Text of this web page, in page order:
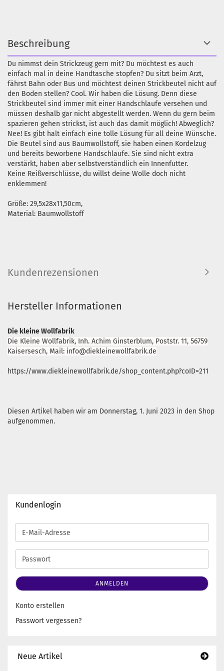
Beschreibung
Du nimmst dein Strickzeug gern mit? Du möchtest es auch
einfach mal in deine Handtasche stopfen? Du sitzt beim Arzt,
fährst Bahn oder Bus und möchtest deinen Strickbeutel nicht auf
den Boden stellen? Cool. Wir haben die Lösung. Denn diese
Strickbeutel sind immer mit einer Handschlaufe versehen und
müssen deshalb gar nicht abgestellt werden. Wenn du gern beim
spazieren gehen strickst, ist auch das damit möglich! Abweglich?
Nee! Es gibt halt einfach eine tolle Lösung für all deine Wünsche.
Die Beutel sind aus Baumwollstoff, sie haben einen Kordelzug
und bereits beworbene Handschlaufe. Sie sind nicht extra
verstärkt, haben aber selbstverständlich ein Innenfutter.
Keine Reißverschlüsse, du willst deine Wolle doch nicht
enklemmen!
Größe: 29,5x28x11,50cm,
Material: Baumwollstoff
Kundenrezensionen
Hersteller Informationen
Die kleine Wollfabrik
Die Kleine Wollfabrik, Inh. Achim Ginsterblum, Poststr. 11, 56759
Kaisersesch, Mail: info@diekleinewollfabrik.de
https://www.diekleinewollfabrik.de/shop_content.php?coID=211
Diesen Artikel haben wir am Donnerstag, 1. Juni 2023 in den Shop
aufgenommen.
Kundenlogin
E-
Mail-
Adresse
Passwort
ANMELDEN
Konto erstellen
Passwort vergessen?
Neue Artikel